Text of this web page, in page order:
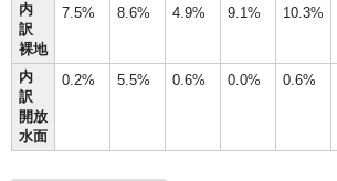
内
訳
裸地
7.5% 8.6% 4.9% 9.1% 10.3%
内
訳
開放
水面
0.2% 5.5% 0.6% 0.0% 0.6%